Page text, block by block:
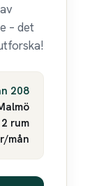
– det
208
2 rum
mån